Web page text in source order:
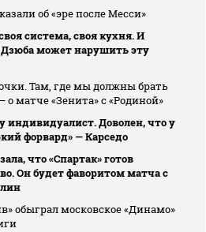
об «эре после Месси»
система, своя кухня. И
может нарушить эту
Там, где мы должны брать
матче «Зенита» с «Родиной»
индивидуалист. Доволен, что у
форвард» — Карседо
что «Спартак» готов
Он будет фаворитом матча с
обыграл московское «Динамо»